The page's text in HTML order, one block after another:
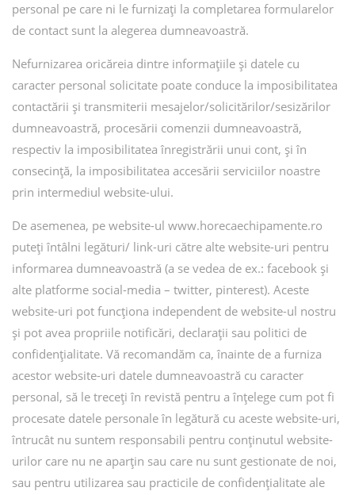
personal pe care ni le furnizați la completarea formularelor
de contact sunt la alegerea dumneavoastră.
Nefurnizarea oricăreia dintre informațiile și datele cu
caracter personal solicitate poate conduce la imposibilitatea
contactării și transmiterii mesajelor/solicitărilor/sesizărilor
dumneavoastră, procesării comenzii dumneavoastră,
respectiv la imposibilitatea înregistrării unui cont, și în
consecință, la imposibilitatea accesării serviciilor noastre
prin intermediul website-ului.
De asemenea, pe website-ul www.horecaechipamente.ro
puteți întâlni legături/ link-uri către alte website-uri pentru
informarea dumneavoastră (a se vedea de ex.: facebook și
alte platforme social-media – twitter, pinterest). Aceste
website-uri pot funcționa independent de website-ul nostru
și pot avea propriile notificări, declarații sau politici de
confidențialitate. Vă recomandăm ca, înainte de a furniza
acestor website-uri datele dumneavoastră cu caracter
personal, să le treceți în revistă pentru a înțelege cum pot fi
procesate datele personale în legătură cu aceste website-uri,
întrucât nu suntem responsabili pentru conținutul website-
urilor care nu ne aparțin sau care nu sunt gestionate de noi,
sau pentru utilizarea sau practicile de confidențialitate ale